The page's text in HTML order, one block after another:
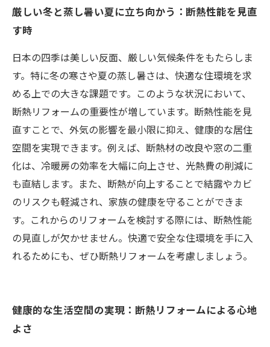
厳しい冬と蒸し暑い夏に立ち向かう：断熱性能を見直
す時
日本の四季は美しい反面、厳しい気候条件をもたらしま
す。特に冬の寒さや夏の蒸し暑さは、快適な住環境を求
める上での大きな課題です。このような状況において、
断熱リフォームの重要性が増しています。断熱性能を見
直すことで、外気の影響を最小限に抑え、健康的な居住
空間を実現できます。例えば、断熱材の改良や窓の二重
化は、冷暖房の効率を大幅に向上させ、光熱費の削減に
も直結します。また、断熱が向上することで結露やカビ
のリスクも軽減され、家族の健康を守ることができま
す。これからのリフォームを検討する際には、断熱性能
の見直しが欠かせません。快適で安全な住環境を手に入
れるためにも、ぜひ断熱リフォームを考慮しましょう。
健康的な生活空間の実現：断熱リフォームによる心地
よさ